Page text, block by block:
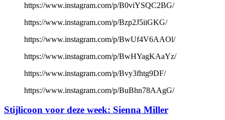
https://www.instagram.com/p/B0viYSQC2BG/
https://www.instagram.com/p/Bzp2J5iiGKG/
https://www.instagram.com/p/BwUf4V6AAOl/
https://www.instagram.com/p/BwHYagKAaYz/
https://www.instagram.com/p/Bvy3fhtg9DF/
https://www.instagram.com/p/BuBhn78AAgG/
Stijlicoon voor deze week: Sienna Miller